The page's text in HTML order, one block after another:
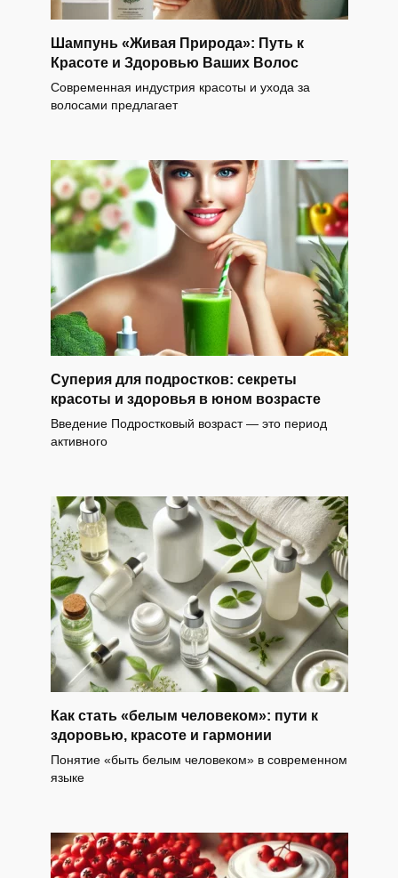
Шампунь «Живая Природа»: Путь к
Красоте и Здоровью Ваших Волос
Современная индустрия красоты и ухода за
волосами предлагает
Суперия для подростков: секреты
красоты и здоровья в юном возрасте
Введение Подростковый возраст — это период
активного
Как стать «белым человеком»: пути к
здоровью, красоте и гармонии
Понятие «быть белым человеком» в современном
языке